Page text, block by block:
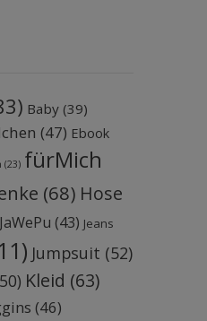
Baby(39)
(47) Ebook
(23) fürMich
(68) Hose
JaWePu (43) Jeans
Jumpsuit (52)
Kleid (63)
(46)